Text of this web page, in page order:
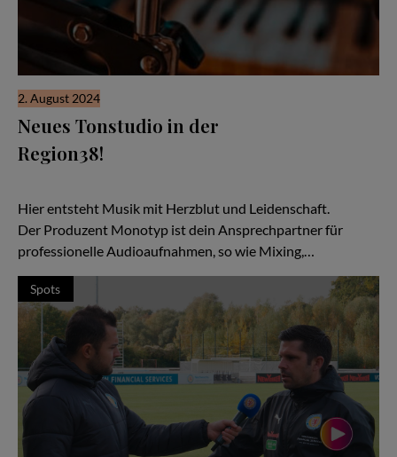
2. August 2024
Neues Tonstudio in der
Region38!
Hier entsteht Musik mit Herzblut und Leidenschaft.
Der Produzent Monotyp ist dein Ansprechpartner für
professionelle Audioaufnahmen, so wie Mixing,…
Spots